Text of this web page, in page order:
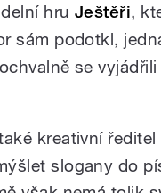
hru Ještěři,
sám podotkl,
se
kreativní
slogany do